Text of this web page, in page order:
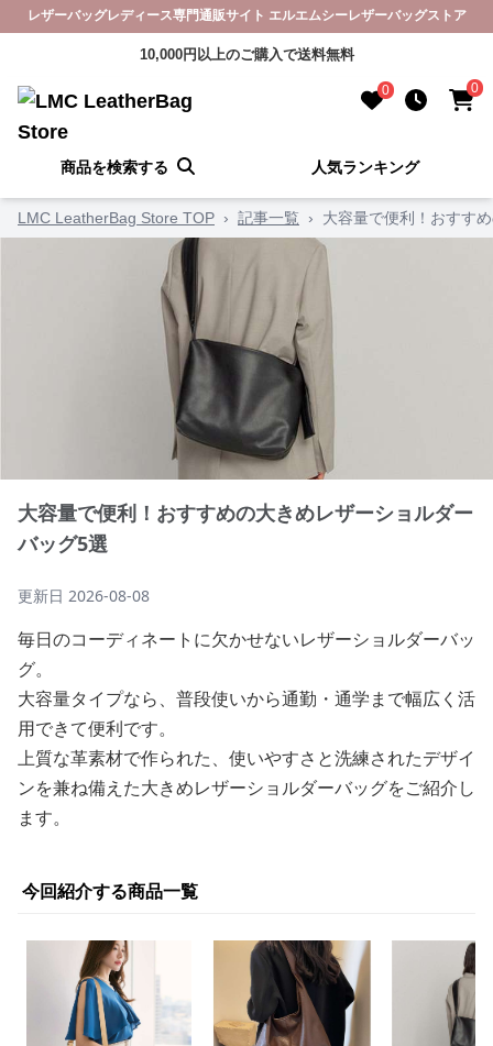
レザーバッグレディース専門通販サイト エルエムシーレザーバッグストア
10,000円以上のご購入で送料無料
0 0
商品を検索する 人気ランキング
LMC LeatherBag Store TOP › 記事一覧 › 大容量で便利！おすす
大容量で便利！おすすめの大きめレザーショルダー
バッグ5選
更新日 2026-08-08
毎日のコーディネートに欠かせないレザーショルダーバッ
グ。
大容量タイプなら、普段使いから通勤・通学まで幅広く活
用できて便利です。
上質な革素材で作られた、使いやすさと洗練されたデザイ
ンを兼ね備えた大きめレザーショルダーバッグをご紹介し
ます。
今回紹介する商品一覧